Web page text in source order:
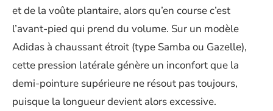
et de la voûte plantaire, alors qu’en course c’est
l’avant-pied qui prend du volume. Sur un modèle
Adidas à chaussant étroit (type Samba ou Gazelle),
cette pression latérale génère un inconfort que la
demi-pointure supérieure ne résout pas toujours,
puisque la longueur devient alors excessive.